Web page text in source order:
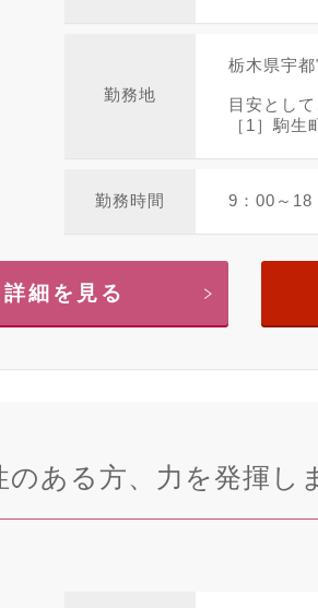
勤務地
栃木県宇
目安とし
［1］駒
勤務時間 9：00～18
詳細を見る
ある方、力を発揮し